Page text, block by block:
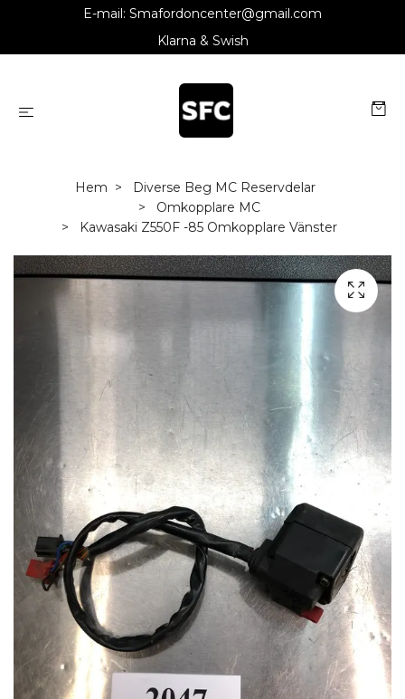
E-mail: Smafordoncenter@gmail.com
Klarna & Swish
Hem
Diverse Beg MC Reservdelar
Omkopplare MC
Kawasaki Z550F -85 Omkopplare Vänster